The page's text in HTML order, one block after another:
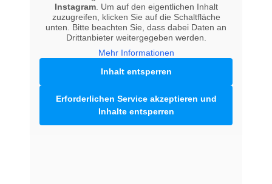
Instagram. Um auf den eigentlichen Inhalt
zuzugreifen, klicken Sie auf die Schaltfläche
unten. Bitte beachten Sie, dass dabei Daten an
Drittanbieter weitergegeben werden.
Mehr Informationen
Inhalt entsperren
Erforderlichen Service akzeptieren und
Inhalte entsperren